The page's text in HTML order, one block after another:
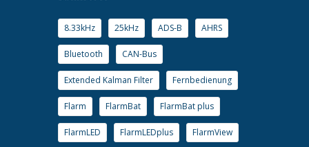
8.33kHz 25kHz ADS-B AHRS
Bluetooth CAN-Bus
Extended Kalman Filter Fernbedienung
Flarm FlarmBat FlarmBat plus
FlarmLED FlarmLEDplus FlarmView